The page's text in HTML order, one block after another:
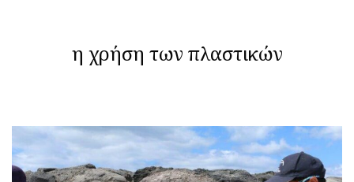
η χρήση των πλαστικών